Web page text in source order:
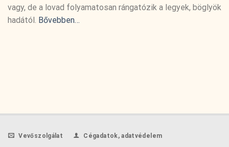
vagy, de a lovad folyamatosan rángatózik a legyek, böglyök
hadától. Bővebben…
Vevőszolgálat Cégadatok, adatvédelem